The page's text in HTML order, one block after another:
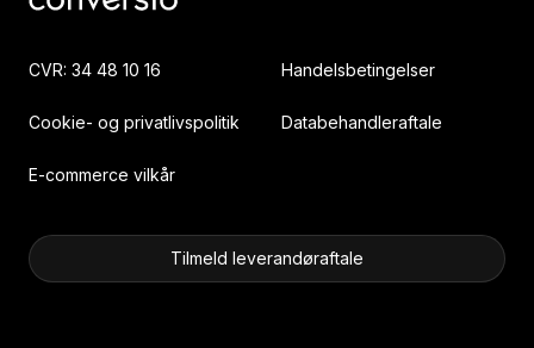
CVR: 34 48 10 16 Handelsbetingelser
Cookie- og privatlivspolitik Databehandleraftale
E-commerce vilkår
Tilmeld leverandøraftale